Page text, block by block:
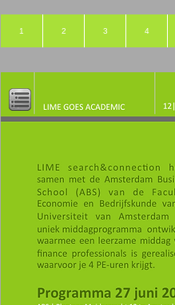
1 2 3 4